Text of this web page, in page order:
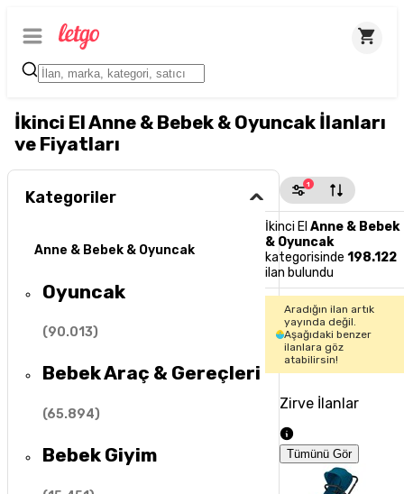
İkinci El Anne & Bebek & Oyuncak İlanları
ve Fiyatları
Kategoriler
Anne & Bebek & Oyuncak
Oyuncak
(90.013)
Bebek Araç & Gereçleri
(65.894)
Bebek Giyim
1
İkinci El Anne & Bebek
& Oyuncak
kategorisinde 198.122
ilan bulundu
Aradığın ilan artık
yayında değil.
Aşağıdaki benzer
ilanlara göz
atabilirsin!
Zirve İlanlar
Tümünü Gör